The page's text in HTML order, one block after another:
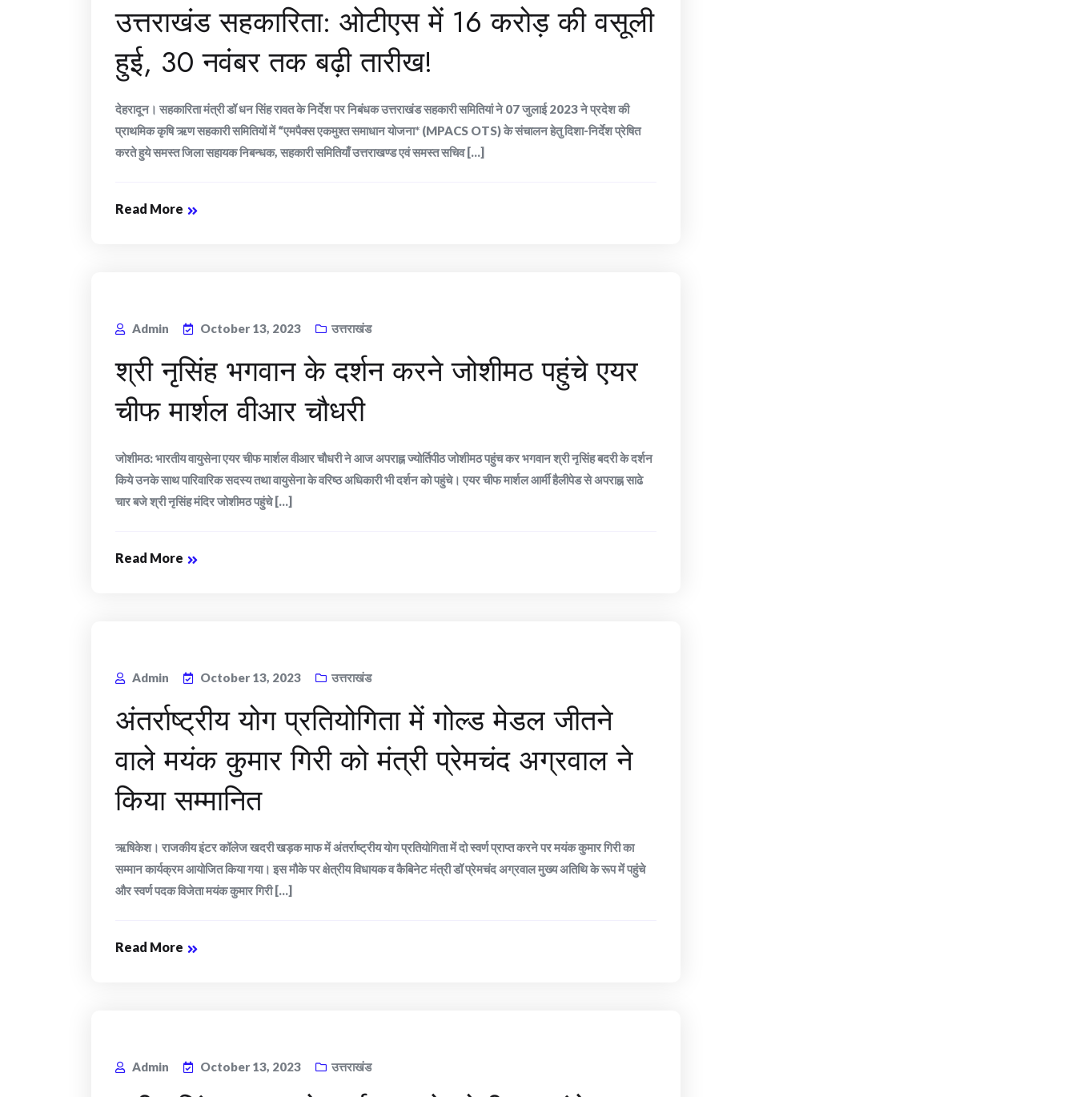
उत्तराखंड सहकारिता: ओटीएस में 16 करोड़ की वसूली
हुई, 30 नवंबर तक बढ़ी तारीख!
देहरादून। सहकारिता मंत्री डॉ धन सिंह रावत के निर्देश पर निबंधक उत्तराखंड सहकारी समितियां ने 07 जुलाई 2023 ने प्रदेश की
प्राथमिक कृषि ऋण सहकारी समितियों में “एमपैक्स एकमुश्त समाधान योजना* (MPACS OTS) के संचालन हेतु दिशा-निर्देश प्रेषित
करते हुये समस्त जिला सहायक निबन्धक, सहकारी समितियाँ उत्तराखण्ड एवं समस्त सचिव [...]
Read More
Admin October 13, 2023 उत्तराखंड
श्री नृसिंह भगवान के दर्शन करने जोशीमठ पहुंचे एयर
चीफ मार्शल वीआर चौधरी
जोशीमठ: भारतीय वायुसेना एयर चीफ मार्शल वीआर चौधरी ने आज अपराह्न ज्योर्तिपीठ जोशीमठ पहुंच कर भगवान श्री नृसिंह बदरी के दर्शन
किये उनके साथ पारिवारिक सदस्य तथा वायुसेना के वरिष्ठ अधिकारी भी दर्शन को पहुंचे। एयर चीफ मार्शल आर्मी हैलीपेड से अपराह्न साढे
चार बजे श्री नृसिंह मंदिर जोशीमठ पहुंचे [...]
Read More
Admin October 13, 2023 उत्तराखंड
अंतर्राष्ट्रीय योग प्रतियोगिता में गोल्ड मेडल जीतने
वाले मयंक कुमार गिरी को मंत्री प्रेमचंद अग्रवाल ने
किया सम्मानित
ऋषिकेश। राजकीय इंटर कॉलेज खदरी खड़क माफ में अंतर्राष्ट्रीय योग प्रतियोगिता में दो स्वर्ण प्राप्त करने पर मयंक कुमार गिरी का
सम्मान कार्यक्रम आयोजित किया गया। इस मौके पर क्षेत्रीय विधायक व कैबिनेट मंत्री डॉ प्रेमचंद अग्रवाल मुख्य अतिथि के रूप में पहुंचे
और स्वर्ण पदक विजेता मयंक कुमार गिरी [...]
Read More
Admin October 13, 2023 उत्तराखंड